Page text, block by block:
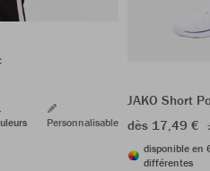
Personnalisable
JAKO Short
dès 17,49 €
disponible en
différentes